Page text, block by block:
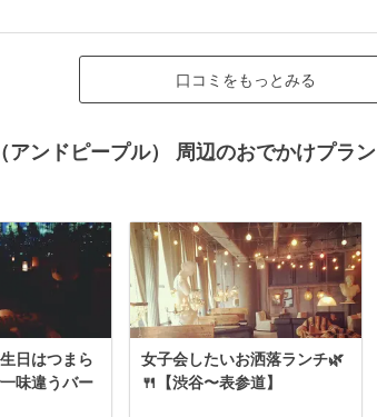
口コミをもっとみる
ンドピープル） 周辺のおでかけプラン
日はつまら
味違うバー
女子会したいお洒落ランチ🌿
🍴【渋谷〜表参道】